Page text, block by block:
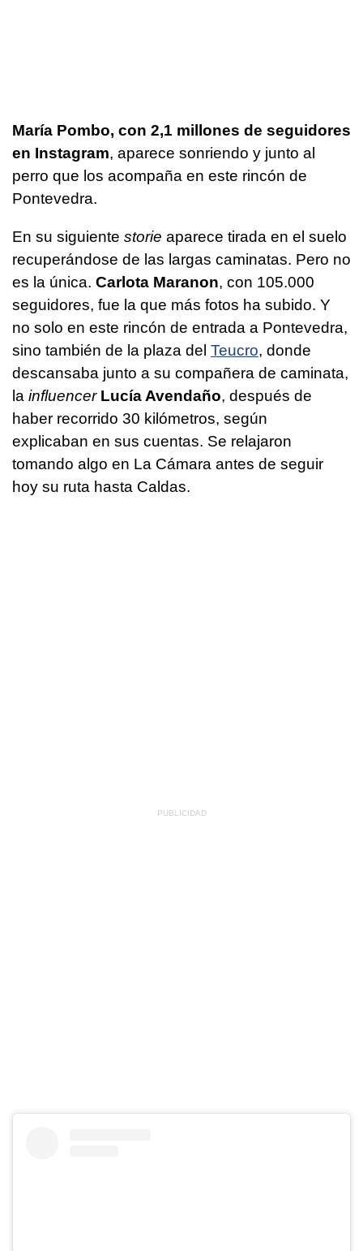
María Pombo, con 2,1 millones de seguidores
en Instagram, aparece sonriendo y junto al
perro que los acompaña en este rincón de
Pontevedra.
En su siguiente storie aparece tirada en el suelo
recuperándose de las largas caminatas. Pero no
es la única. Carlota Maranon, con 105.000
seguidores, fue la que más fotos ha subido. Y
no solo en este rincón de entrada a Pontevedra,
sino también de la plaza del Teucro, donde
descansaba junto a su compañera de caminata,
la influencer Lucía Avendaño, después de
haber recorrido 30 kilómetros, según
explicaban en sus cuentas. Se relajaron
tomando algo en La Cámara antes de seguir
hoy su ruta hasta Caldas.